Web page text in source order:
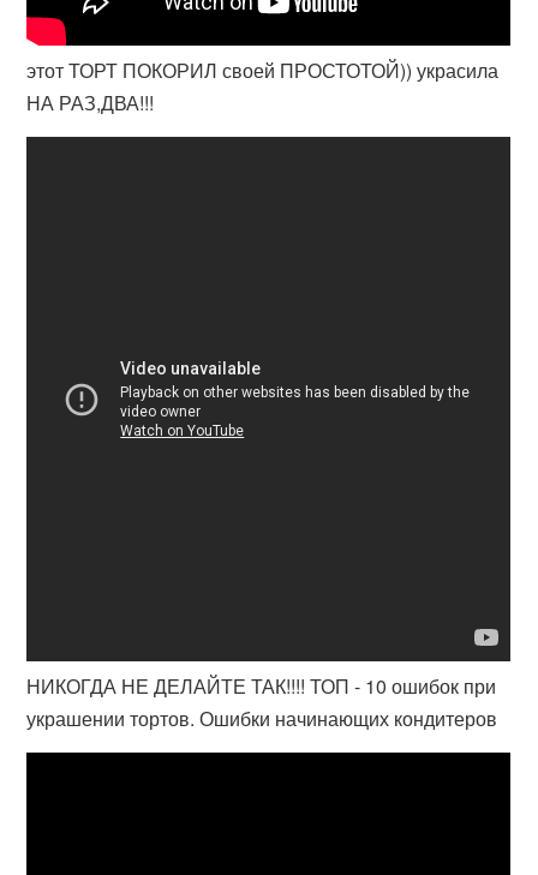
этот ТОРТ ПОКОРИЛ своей ПРОСТОТОЙ)) украсила
НА РАЗ,ДВА!!!
НИКОГДА НЕ ДЕЛАЙТЕ ТАК!!!! ТОП - 10 ошибок при
украшении тортов. Ошибки начинающих кондитеров